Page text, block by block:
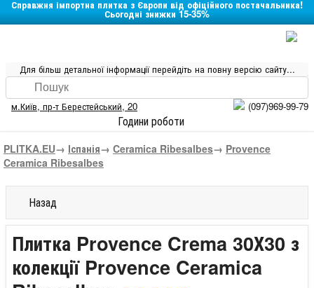
Справжня імпортна плитка з Європи від офіційного постачальника!
Сьогодні знижки 15-35%
Для більш детальної інформації перейдіть на повну версію сайту...
м.Київ, пр-т Берестейський, 20 (097)969-99-79
Години роботи
PLITKA.EU→ Іспанія→ Ceramica Ribesalbes→ Provence
Ceramica Ribesalbes
Назад
Плитка Provence Crema 30Х30 з
колекції Provence Ceramica